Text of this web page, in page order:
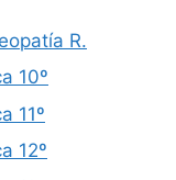
R.
10º
11º
12º